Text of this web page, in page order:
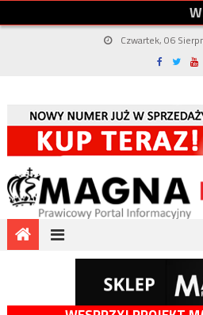
W
Czwartek, 06